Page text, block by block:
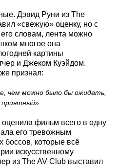
Дэвид Руни из The
«свежую» оценку, но с
словам, лента можно
многое она
картины
и Джеком Куэйдом.
признал:
чем можно было бы ожидать,
фильм всего в одну
его тревожным
боссов, которые всё
искусственному
из The AV Club выставил